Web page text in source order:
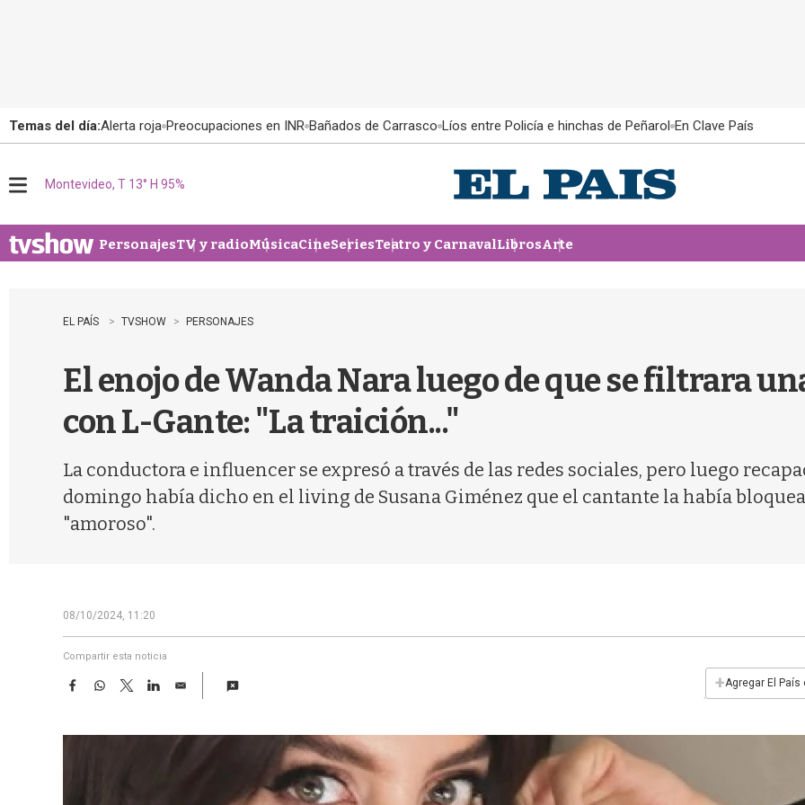
Temas del día:Alerta roja Preocupaciones en INR Bañados de Carrasco Líos entre Policía e hinchas de Peñarol En Clave País
u
Montevideo, T 13° H 95%
PersonajesTV y radioMúsicaCineSeriesTeatro y CarnavalLibrosArte
EL PAÍS TVSHOW PERSONAJES
El enojo de Wanda Nara luego de que se filtrara
con L-Gante: "La traición..."
La conductora e influencer se expresó a través de las redes sociales, pero luego
domingo había dicho en el living de Susana Giménez que el cantante la había
"amoroso".
08/10/2024, 11:20
Compartir esta noticia
F
e
W
t
T
w
t
L
k
E
i
+Agregar El País